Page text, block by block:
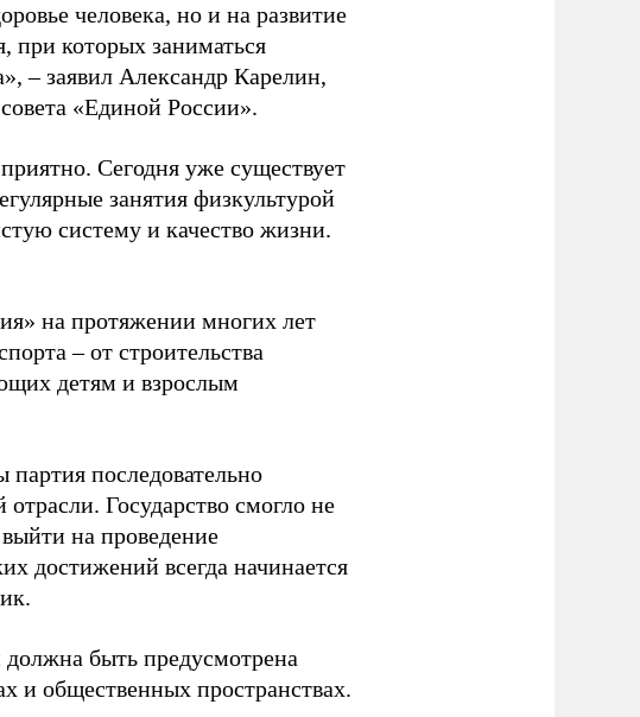
человека, но и на развитие
при которых заниматься
– заявил Александр Карелин,
«Единой России».
Сегодня уже существует
занятия физкультурой
систему и качество жизни.
на протяжении многих лет
– от строительства
детям и взрослым
последовательно
Государство смогло не
на проведение
достижений всегда начинается
быть предусмотрена
и общественных пространствах.